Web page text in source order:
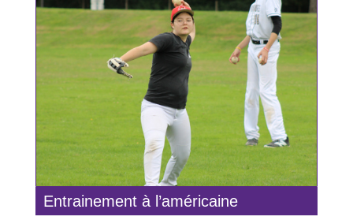
Entrainement à l’américaine